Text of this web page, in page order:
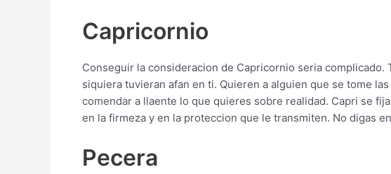
Capricornio
Conseguir la consideracion de Capricornio seri­a
siquiera tuvieran afan en ti. Quieren a alguien que se tome
comendar a llaente lo que quieres sobre realidad. Capri se
en la firmeza y en la proteccion que le transmiten. No digas
Pecera